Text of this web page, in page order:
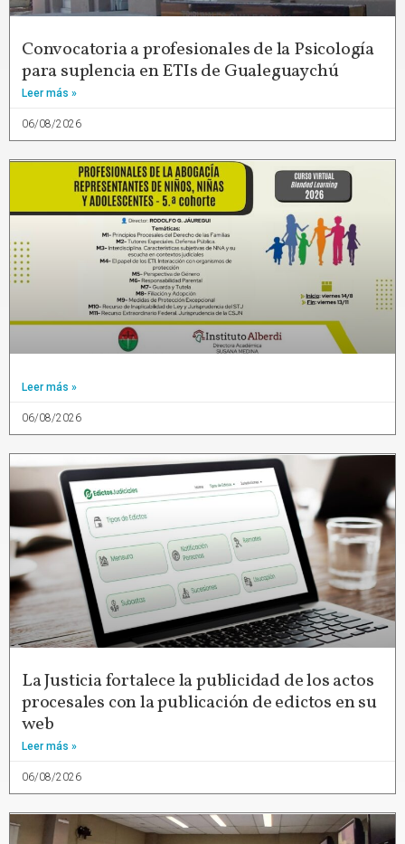
Convocatoria a profesionales de la Psicología
para suplencia en ETIs de Gualeguaychú
Leer más »
06/08/2026
Leer más »
06/08/2026
La Justicia fortalece la publicidad de los actos
procesales con la publicación de edictos en su
web
Leer más »
06/08/2026